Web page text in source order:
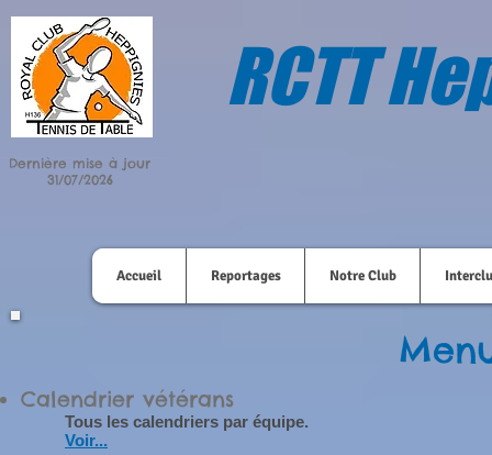
Dernière mise à jour
31/07/2026
RCTT
Accueil Reportages Notre Club
Calendrier vétérans
Tous les calendriers par équipe.
Voir...